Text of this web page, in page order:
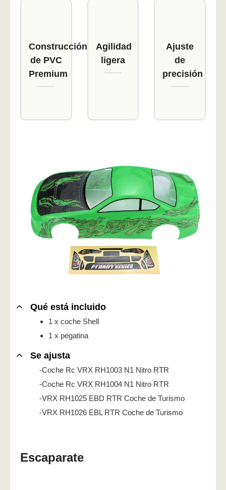
Construcción
de PVC
Premium
Agilidad
ligera
Ajuste
de
precisión
Qué está incluido
1 x coche Shell
1 x pegatina
Se ajusta
-Coche Rc VRX RH1003 N1 Nitro RTR
-Coche Rc VRX RH1004 N1 Nitro RTR
-VRX RH1025 EBD RTR Coche de Turismo
-VRX RH1026 EBL RTR Coche de Turismo
Escaparate